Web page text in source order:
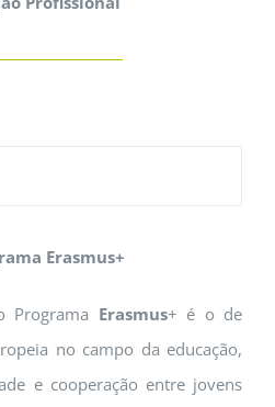
Erasmus+
Programa Erasmus+ é o de
no campo da educação,
e cooperação entre jovens